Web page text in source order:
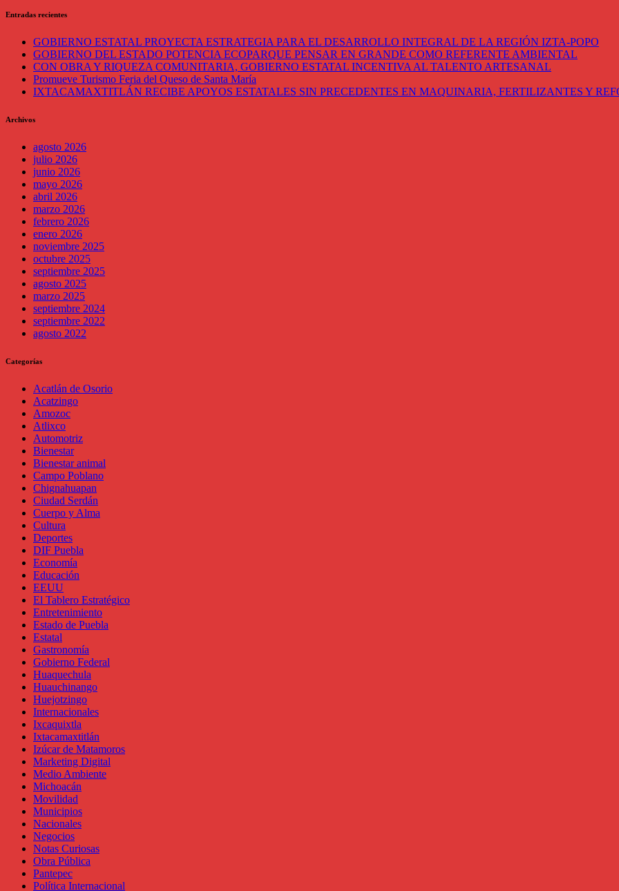
Entradas recientes
GOBIERNO ESTATAL PROYECTA ESTRATEGIA PARA EL DESARROLLO INTEGRAL DE LA REGIÓN IZTA-POPO
GOBIERNO DEL ESTADO POTENCIA ECOPARQUE PENSAR EN GRANDE COMO REFERENTE AMBIENTAL
CON OBRA Y RIQUEZA COMUNITARIA, GOBIERNO ESTATAL INCENTIVA AL TALENTO ARTESANAL
Promueve Turismo Feria del Queso de Santa María
IXTACAMAXTITLÁN RECIBE APOYOS ESTATALES SIN PRECEDENTES EN MAQUINARIA, FERTILIZANTES Y
Archivos
agosto 2026
julio 2026
junio 2026
mayo 2026
abril 2026
marzo 2026
febrero 2026
enero 2026
noviembre 2025
octubre 2025
septiembre 2025
agosto 2025
marzo 2025
septiembre 2024
septiembre 2022
agosto 2022
Categorías
Acatlán de Osorio
Acatzingo
Amozoc
Atlixco
Automotriz
Bienestar
Bienestar animal
Campo Poblano
Chignahuapan
Ciudad Serdán
Cuerpo y Alma
Cultura
Deportes
DIF Puebla
Economía
Educación
EEUU
El Tablero Estratégico
Entretenimiento
Estado de Puebla
Estatal
Gastronomía
Gobierno Federal
Huaquechula
Huauchinango
Huejotzingo
Internacionales
Ixcaquixtla
Ixtacamaxtitlán
Izúcar de Matamoros
Marketing Digital
Medio Ambiente
Michoacán
Movilidad
Municipios
Nacionales
Negocios
Notas Curiosas
Obra Pública
Pantepec
Política Internacional